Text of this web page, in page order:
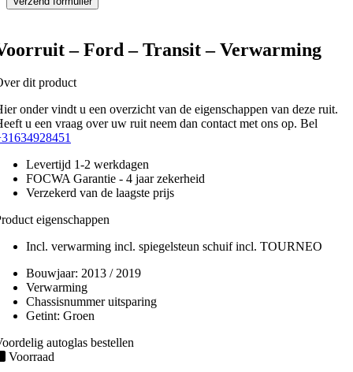
– Ford – Transit – Verwarming
dit product
onder vindt u een overzicht van de eigenschappen van deze ruit.
u een vraag over uw ruit neem dan contact met ons op. Bel
Levertijd 1-2 werkdagen
FOCWA Garantie - 4 jaar zekerheid
Verzekerd van de laagste prijs
eigenschappen
Incl. verwarming incl. spiegelsteun schuif incl. TOURNEO
Bouwjaar: 2013 / 2019
Verwarming
Chassisnummer uitsparing
Getint: Groen
autoglas bestellen
Voorraad